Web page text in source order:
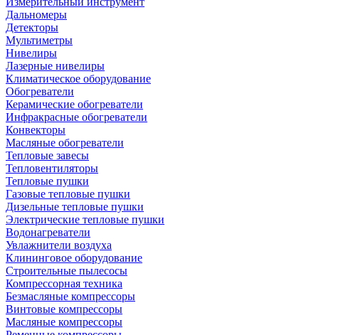
Дальномеры
Детекторы
Мультиметры
Нивелиры
Лазерные нивелиры
Климатическое оборудование
Обогреватели
Керамические обогреватели
Инфракрасные обогреватели
Конвекторы
Масляные обогреватели
Тепловые завесы
Тепловентиляторы
Тепловые пушки
Газовые тепловые пушки
Дизельные тепловые пушки
Электрические тепловые пушки
Водонагреватели
Увлажнители воздуха
Клининговое оборудование
Строительные пылесосы
Компрессорная техника
Безмасляные компрессоры
Винтовые компрессоры
Масляные компрессоры